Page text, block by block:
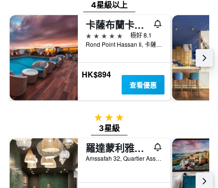
4星級以上
卡薩布蘭卡瑞享酒店
5星級
極好 8.1
Rond Point Hassan Ii, 卡薩布蘭卡, 摩洛哥
HK$894
查看優惠
3星級
3星級
羅達蒙利雅德馬拉喀什飯店
Amssafah 32, Quartier Assouel, 馬拉喀什, 摩洛哥